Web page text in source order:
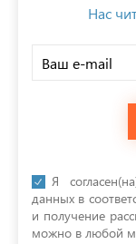
Нас
Я
данных в
и получение
можно в любой